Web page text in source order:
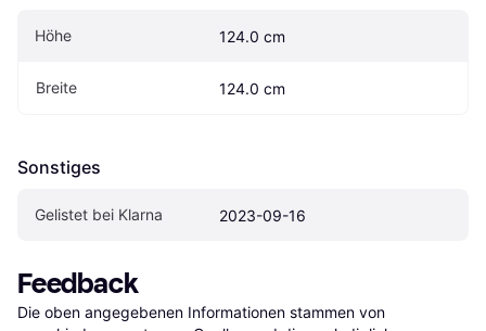
Höhe 124.0 cm
Breite 124.0 cm
Sonstiges
Gelistet bei Klarna 2023-09-16
Feedback
Die oben angegebenen Informationen stammen von